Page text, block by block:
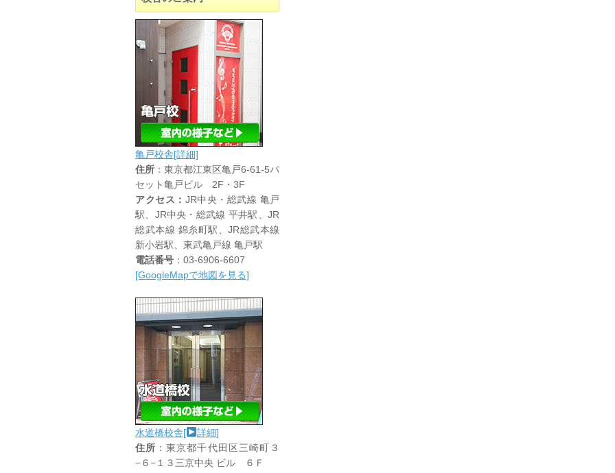
亀戸校舎[詳細]
住所 ：東京都江東区亀戸6-61-5パ
セット亀戸ビル 2F・3F
アクセス： JR中央・総武線 亀戸
駅、JR中央・総武線 平井駅、JR
総武本線 錦糸町駅、JR総武本線
新小岩駅、東武亀戸線 亀戸駅
電話番号 ：03-6906-6607
[GoogleMapで地図を見る]
水道橋校舎[
詳細]
住所 ：東京都千代田区三崎町３
−６−１３三京中央 ビル ６Ｆ